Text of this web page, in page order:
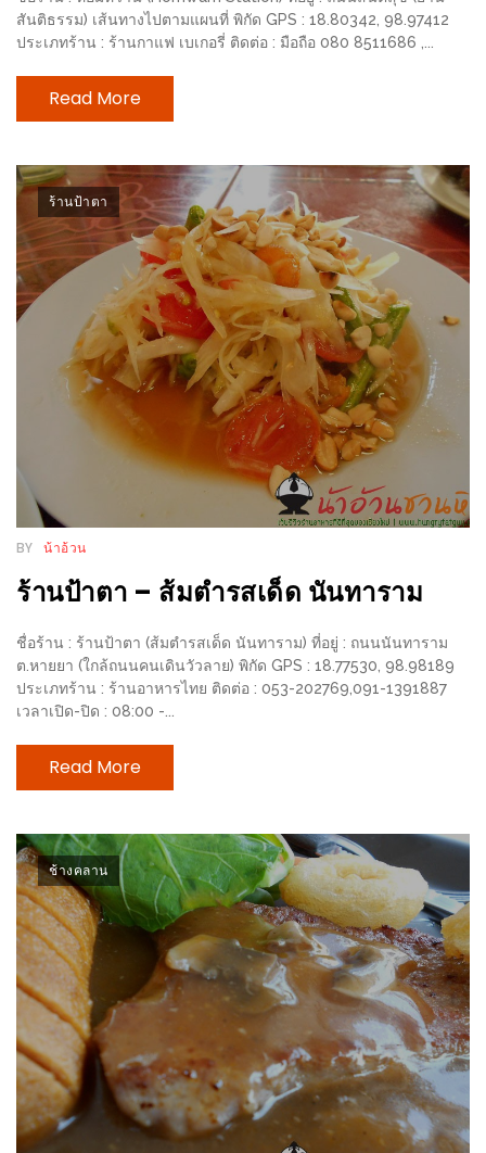
เด็ด
สำหรับ
2560
สบาย
ใจ๋…
สไตล์
นิมมาน
(ดี
คอน
นิม)
เชียงใหม่
ส่วนลด
ร้าน
ใน
เชียงใหม่
นัก
ใช่
แวะ
ไป
ผิง
อุ่นๆ
ปิ้ง
มาร์ช
เมล
โล่
พร้อม
สันติธรรม) เส้นทางไปตามแผนที่ พิกัด GPS : 18.80342, 98.97412
ประเภทร้าน : ร้านกาแฟ เบเกอรี่ ติดต่อ : มือถือ 080 8511686 ,...
Read More
ร้านป้าตา
BY น้าอ้วน
ร้านป้าตา – ส้มตำรสเด็ด นันทาราม
ชื่อร้าน : ร้านป้าตา (ส้มตำรสเด็ด นันทาราม) ที่อยู่ : ถนนนันทาราม
ต.หายยา (ใกล้ถนนคนเดินวัวลาย) พิกัด GPS : 18.77530, 98.98189
ประเภทร้าน : ร้านอาหารไทย ติดต่อ : 053-202769,091-1391887
เวลาเปิด-ปิด : 08:00 -...
Read More
ช้างคลาน